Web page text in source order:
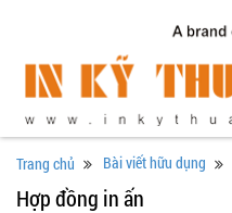
Trang chủ Bài viết hữu dụng
Hợp đồng in ấn